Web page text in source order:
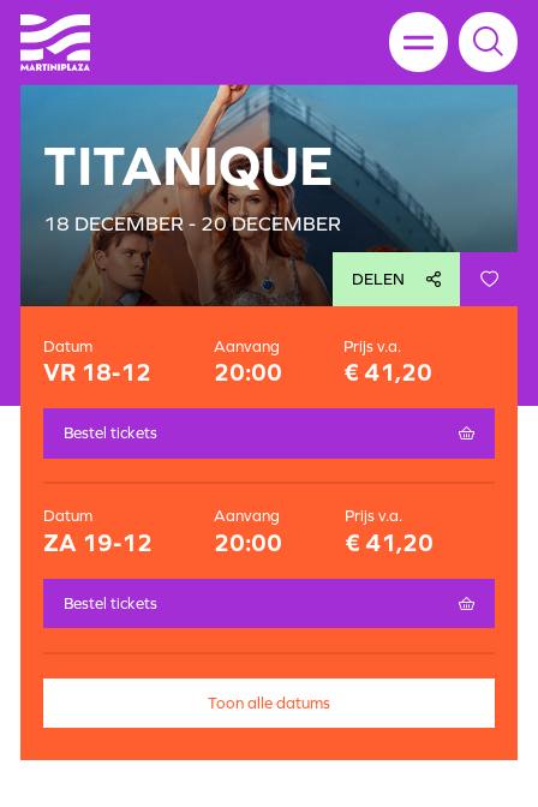
TITANIQUE
18 DECEMBER - 20 DECEMBER
DELEN
Datum
VR 18-12
Aanvang
20:00
Prijs v.a.
€ 41,20
Bestel tickets
Datum
ZA 19-12
Aanvang
20:00
Prijs v.a.
€ 41,20
Bestel tickets
Toon alle datums